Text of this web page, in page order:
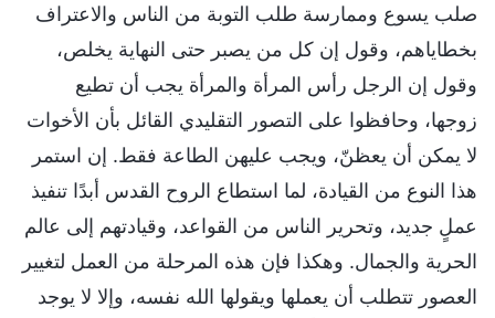
صلب يسوع وممارسة طلب التوبة من الناس والاعتراف
بخطاياهم، وقول إن كل من يصبر حتى النهاية يخلص،
وقول إن الرجل رأس المرأة والمرأة يجب أن تطيع
زوجها، وحافظوا على التصور التقليدي القائل بأن الأخوات
لا يمكن أن يعظنّ، ويجب عليهن الطاعة فقط. إن استمر
هذا النوع من القيادة، لما استطاع الروح القدس أبدًا تنفيذ
عملٍ جديد، وتحرير الناس من القواعد، وقيادتهم إلى عالم
الحرية والجمال. وهكذا فإن هذه المرحلة من العمل لتغيير
العصور تتطلب أن يعملها ويقولها الله نفسه، وإلا لا يوجد